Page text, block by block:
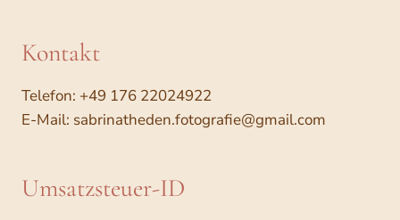
Kontakt
Telefon: +49 176 22024922
E-Mail: sabrinatheden.fotografie@gmail.com
Umsatzsteuer-ID